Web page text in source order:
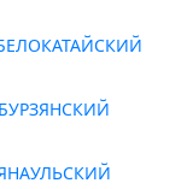
БУРЗЯНСКИЙ
ЯНАУЛЬСКИЙ